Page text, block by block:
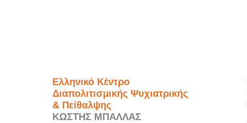
Ελληνικό Κέντρο
Διαπολιτισμικής Ψυχιατρικής
& Πείθαλψης
ΚΩΣΤΗΣ ΜΠΑΛΛΑΣ